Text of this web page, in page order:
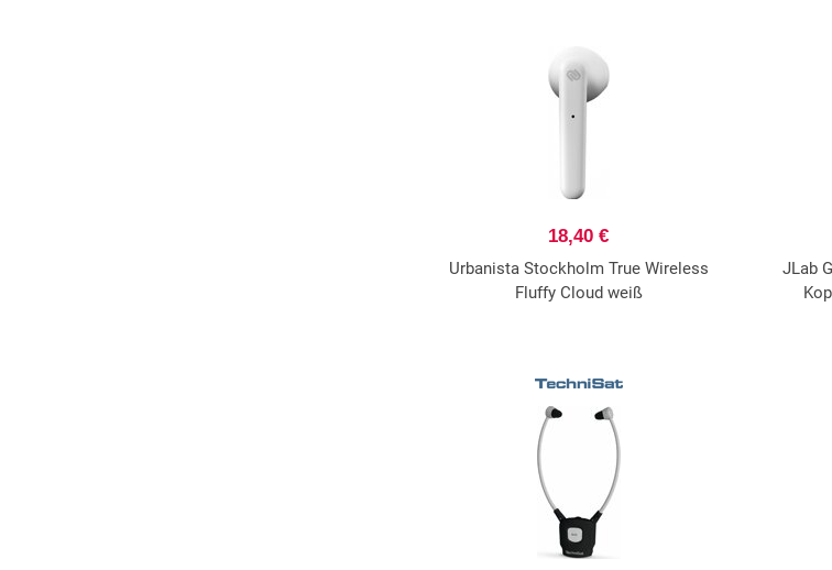
18,40 €
Urbanista Stockholm True Wireless
Fluffy Cloud weiß
JLab